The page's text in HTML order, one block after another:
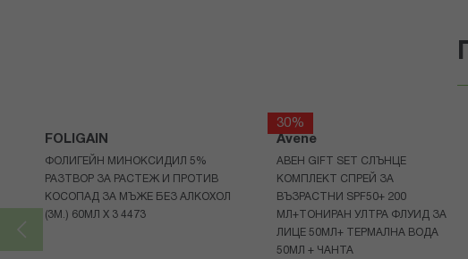
FOLIGAIN
ФОЛИГЕЙН МИНОКСИДИЛ 5%
РАЗТВОР ЗА РАСТЕЖ И ПРОТИВ
КОСОПАД ЗА МЪЖЕ БЕЗ АЛКОХОЛ
(3М.) 60МЛ X 3 4473
30%
Avene
АВЕН GIFT SET СЛЪНЦЕ
КОМПЛЕКТ СПРЕЙ ЗА
ВЪЗРАСТНИ SPF50+ 200
МЛ+ТОНИРАН УЛТРА ФЛУИД ЗА
ЛИЦЕ 50МЛ+ ТЕРМАЛНА ВОДА
50МЛ + ЧАНТА